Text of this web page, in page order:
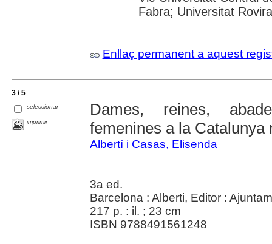
Fabra; Universitat
Enllaç permanent a aquest
3 / 5
seleccionar
imprimir
Dames, reines,
femenines a la Catalunya
Albertí i Casas, Elisenda
3a ed.
Barcelona : Alberti, Editor :
217 p. : il. ; 23 cm
ISBN 9788491561248